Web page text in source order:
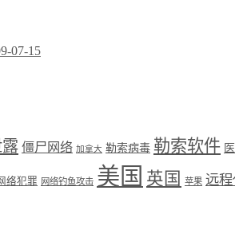
07-15
僵尸网络 加拿大 勒索病毒 勒索软件
络犯罪 网络钓鱼攻击 美国 英国 苹果 远